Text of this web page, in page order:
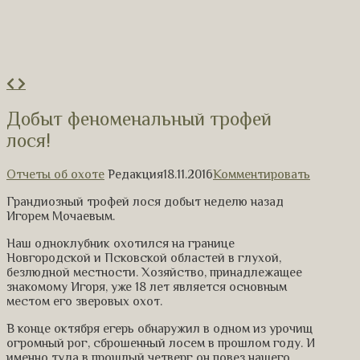
Добыт феноменальный трофей
лося!
Отчеты об охоте Редакция18.11.2016Комментировать
Грандиозный трофей лося добыт неделю назад
Игорем Мочаевым.
Наш одноклубник охотился на границе
Новгородской и Псковской областей в глухой,
безлюдной местности. Хозяйство, принадлежащее
знакомому Игоря, уже 18 лет является основным
местом его зверовых охот.
В конце октября егерь обнаружил в одном из урочищ
огромный рог, сброшенный лосем в прошлом году. И